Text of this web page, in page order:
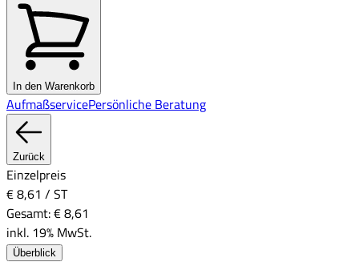
In den Warenkorb
AufmaßservicePersönliche Beratung
Zurück
Einzelpreis
€ 8,61 / ST
Gesamt:€ 8,61
inkl. 19% MwSt.
Überblick